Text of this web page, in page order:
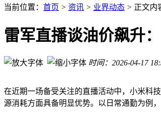
海纳亚洲撤离中国VC市场：曾1.5万倍回报，
Kimi K3热度飙升致算力告急！新用户订阅暂
iPhone 18标准版延后至2027年春季发布 苹
Kimi K3技术跃升引关注，月之暗面能否在AI
谷歌Gemini新模型“轻装上阵”：速度提升难
金山办公AI布局加速，付费转化之路：市场
当前位置： 首页 > 资讯 > 业界动态 > 正文内
雷军直播谈油价飙升
时间：2026-04-17
在近期一场备受关注的直播活动中，小米科
源消耗方面具备明显优势。以日常通勤为例